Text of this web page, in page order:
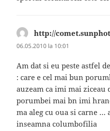
http://
06.05.2010 la 10:01
Am dat si eu peste astfel
: care e cel mai bun
auzeam ca imi mai ziceau
porumbei mai bn imi
ma aleg cu oua si carne …
inseamna columbofilia